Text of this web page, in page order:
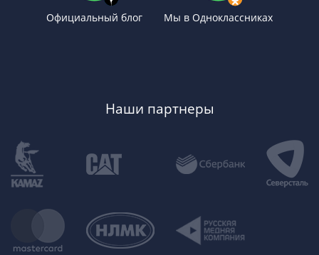
Официальный блог Мы в Одноклассниках
Наши партнеры